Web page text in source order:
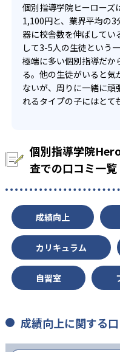
これらの条件を満たす人
を上げられる自信がある
02
部活や習い事と両
部活や習い事で時間に
相談して決めることが可
03
オリジナル学力判
得意不得意を知ること
を受けて、自分に合っ
し、テストの点数アップ
個別指導学院ヒーローズ
1,100円と、業界平均の
器に校舎数を伸ばしてい
して3-5人の生徒という
極端に多い個別指導だか
る。他の生徒がいると気
ないが、周りに一緒に頑
れるタイプの子にはとて
個別指導学院
査での口コミ一覧
成績向上
カリキュラム
自習室
成績向上に関する